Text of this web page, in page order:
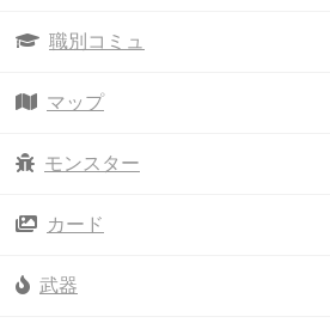
職別コミュ
マップ
モンスター
カード
武器